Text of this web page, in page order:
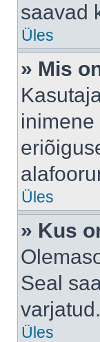
saavad
Üles
» Mis
Üles
» Kus
Seal
varjatud.
Üles